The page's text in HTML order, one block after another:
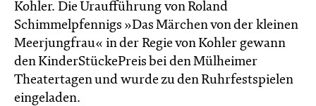
Kohler. Die Uraufführung von Roland
Schimmelpfennigs »Das Märchen von der kleinen
Meerjungfrau« in der Regie von Kohler gewann
den KinderStückePreis bei den Mülheimer
Theatertagen und wurde zu den Ruhrfestspielen
eingeladen.